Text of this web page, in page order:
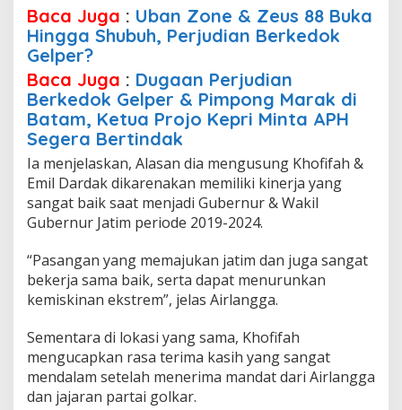
a
t
i
2
0
4
Baca Juga : Uban Zone & Zeus 88 Buka
Hingga Shubuh, Perjudian Berkedok
Gelper?
Baca Juga : Dugaan Perjudian
Berkedok Gelper & Pimpong Marak di
Batam, Ketua Projo Kepri Minta APH
Segera Bertindak
Ia menjelaskan, Alasan dia mengusung Khofifah &
Emil Dardak dikarenakan memiliki kinerja yang
sangat baik saat menjadi Gubernur & Wakil
Gubernur Jatim periode 2019-2024.
“Pasangan yang memajukan jatim dan juga sangat
bekerja sama baik, serta dapat menurunkan
kemiskinan ekstrem”, jelas Airlangga.
Sementara di lokasi yang sama, Khofifah
mengucapkan rasa terima kasih yang sangat
mendalam setelah menerima mandat dari Airlangga
dan jajaran partai golkar.